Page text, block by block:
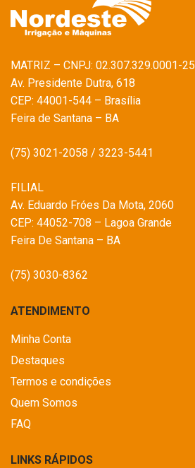
MATRIZ – CNPJ: 02.307.329.0001-25
Av. Presidente Dutra, 618
CEP: 44001-544 – Brasília
Feira de Santana – BA
(75) 3021-2058 / 3223-5441
FILIAL
Av. Eduardo Fróes Da Mota, 2060
CEP: 44052-708 – Lagoa Grande
Feira De Santana – BA
(75) 3030-8362
ATENDIMENTO
Minha Conta
Destaques
Termos e condições
Quem Somos
FAQ
LINKS RÁPIDOS